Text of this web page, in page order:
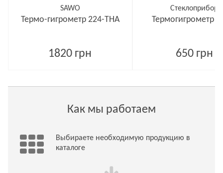
SAWO
Термо-гигрометр 224-THA
1820 грн
Стеклоприбор
Термогигрометр
650 грн
Как мы работаем
Выбираете необходимую продукцию в
каталоге